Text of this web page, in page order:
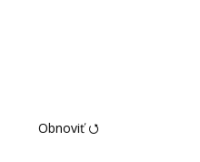
Obnoviť ⭯